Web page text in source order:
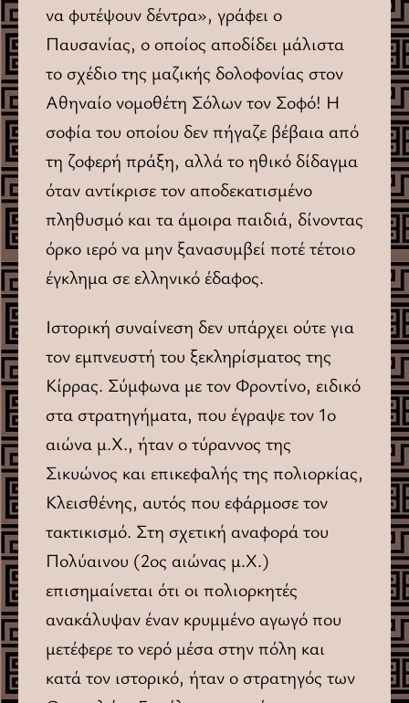
να φυτέψουν δέντρα», γράφει ο
Παυσανίας, ο οποίος αποδίδει μάλιστα
το σχέδιο της μαζικής δολοφονίας στον
Αθηναίο νομοθέτη Σόλων τον Σοφό! Η
σοφία του οποίου δεν πήγαζε βέβαια από
τη ζοφερή πράξη, αλλά το ηθικό δίδαγμα
όταν αντίκρισε τον αποδεκατισμένο
πληθυσμό και τα άμοιρα παιδιά, δίνοντας
όρκο ιερό να μην ξανασυμβεί ποτέ τέτοιο
έγκλημα σε ελληνικό έδαφος.
Ιστορική συναίνεση δεν υπάρχει ούτε για
τον εμπνευστή του ξεκληρίσματος της
Κίρρας. Σύμφωνα με τον Φροντίνο, ειδικό
στα στρατηγήματα, που έγραψε τον 1ο
αιώνα μ.X., ήταν ο τύραννος της
Σικυώνος και επικεφαλής της πολιορκίας,
Kλεισθένης, αυτός που εφάρμοσε τον
τακτικισμό. Στη σχετική αναφορά του
Πολύαινου (2ος αιώνας μ.X.)
επισημαίνεται ότι οι πολιορκητές
ανακάλυψαν έναν κρυμμένο αγωγό που
μετέφερε το νερό μέσα στην πόλη και
κατά τον ιστορικό, ήταν ο στρατηγός των